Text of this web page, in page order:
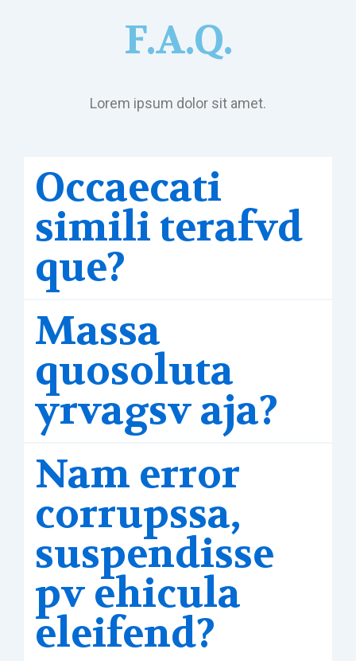
F.A.Q.
Lorem ipsum dolor sit amet.
Occaecati
simili terafvd
que?
Massa
quosoluta
yrvagsv aja?
Nam error
corrupssa,
suspendisse
pv ehicula
eleifend?